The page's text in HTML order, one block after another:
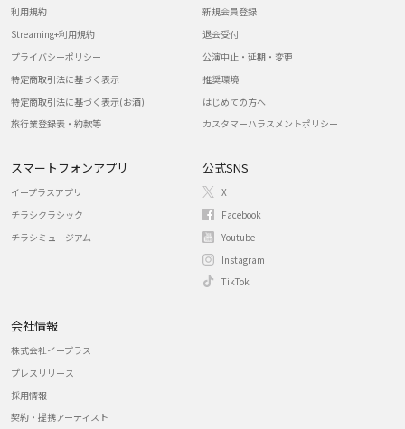
利用規約
Streaming+利用規約
プライバシーポリシー
特定商取引法に基づく表示
特定商取引法に基づく表示(お酒)
旅行業登録表・約款等
新規会員登録
退会受付
公演中止・延期・変更
推奨環境
はじめての方へ
カスタマーハラスメントポリシー
スマートフォンアプリ
イープラスアプリ
チラシクラシック
チラシミュージアム
公式SNS
X
Facebook
Youtube
Instagram
TikTok
会社情報
株式会社イープラス
プレスリリース
採用情報
契約・提携アーティスト